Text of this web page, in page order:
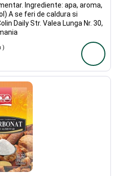
Ingrediente: apa, aroma,
A se feri de caldura si
Daily Str. Valea Lunga Nr. 30,
)